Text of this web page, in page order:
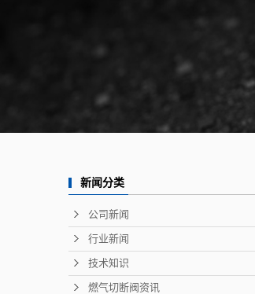
新闻分类
公司新闻
行业新闻
技术知识
燃气切断阀资讯